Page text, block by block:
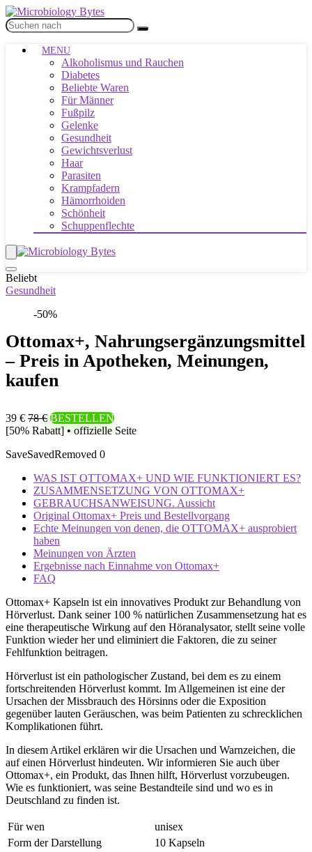
MENU
Alkoholismus und Rauchen
Diabetes
Beliebte Waren
Für Männer
Fußpilz
Gelenke
Gesundheit
Gewichtsverlust
Haar
Parasiten
Krampfadern
Hämorrhoiden
Schönheit
Schuppenflechte
Beliebt
Gesundheit
-50%
Ottomax+, Nahrungsergänzungsmittel
– Preis in Apotheken, Meinungen,
kaufen
39 € 78 € BESTELLEN
[50% Rabatt] • offizielle Seite
SaveSavedRemoved 0
WAS IST OTTOMAX+ UND WIE FUNKTIONIERT ES?
ZUSAMMENSETZUNG VON OTTOMAX+
GEBRAUCHSANWEISUNG. Aussicht
Original Ottomax+ Preis und Bestellvorgang
Echte Meinungen von denen, die OTTOMAX+ ausprobiert
haben
Meinungen von Ärzten
Ergebnisse nach Einnahme von Ottomax+
FAQ
Ottomax+ Kapseln ist ein innovatives Produkt zur Behandlung von
Hörverlust. Dank seiner 100 % natürlichen Zusammensetzung hat es
eine therapeutische Wirkung auf den Höranalysator, stellt seine volle
Funktion wieder her und eliminiert die Faktoren, die zu seiner
Fehlfunktion beitragen.
Hörverlust ist ein pathologischer Zustand, bei dem es zu einem
fortschreitenden Hörverlust kommt. Im Allgemeinen ist eine der
Ursachen der Missbrauch des Hörsinns oder die Exposition
gegenüber lauten Geräuschen, was beim Patienten zu schrecklichen
Komplikationen führt.
In diesem Artikel erklären wir die Ursachen und Warnzeichen, die
auf einen Hörverlust hindeuten. Wir informieren Sie auch über
Ottomax+, ein Produkt, das Ihnen hilft, Hörverlust vorzubeugen.
Wie es funktioniert, was seine Bestandteile sind und wo es in
Deutschland zu finden ist.
Für wen
unisex
Form der Darstellung
10 Kapseln